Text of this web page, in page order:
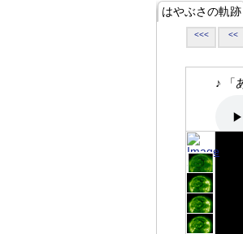
はやぶさの軌跡
<<< <<
♪ 「